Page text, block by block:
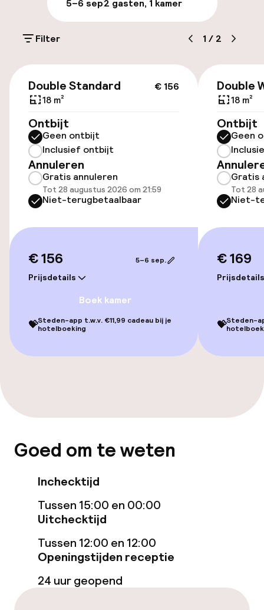
Parkeergelegenheid op eigen terrein
(buiten)
Openbaar parkeren
Toegankelijkheid
Overal rolstoeltoegankelijk
Lift
geoptimaliseerde kamers beschikbaar
Kamers
Voor toegankelijkheid
geoptimaliseerde kamers beschikbaar
Fitnessruimte / gym
Entertainment
Gratis wifi
Eet- en drinkgelegenheden
Restaurant
Bar
5–6 sep2 gasten, 1 kamer
Filter 1 / 2
€ 156
Double Standard
18 m²
Ontbijt
Geen ontbijt
Inclusief ontbijt
Annuleren
Gratis annuleren
Tot 28 augustus 2026 om 21:59
Niet-terugbetaalbaar
€ 156
Prijsdetails
5–6 sep.
Boek kamer
💝Steden-app t.w.v. €11,99 cadeau bij je
hotelboeking
Double
18 m²
Ontbijt
Geen
Gratis
Tot 28
Niet-
€ 169
Prijsdetails
💝Steden-
Goed om te weten
Inchecktijd
Tussen 15:00 en 00:00
Uitchecktijd
Tussen 12:00 en 12:00
Openingstijden receptie
24 uur geopend